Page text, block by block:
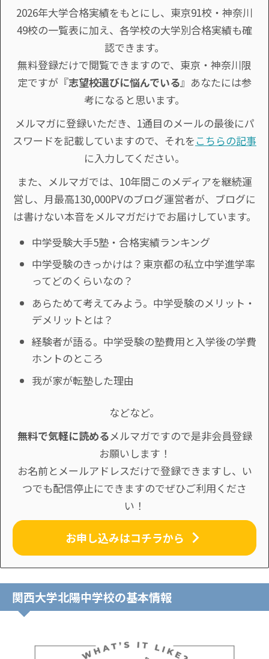
2026年大学合格実績をもとにし、東京91校・神奈川
49校の一覧表に加え、各学校の大学別合格実績も確
認できます。
無料登録だけで閲覧できますので、東京・神奈川限
定ですが『志望校選びに悩んでいる』あなたには参
考になると思います。
メルマガに登録いただき、1通目のメールの最後にパ
スワードを記載していますので、それを こちらの記事
に入力してください。
また、メルマガでは、10年間このメディアを継続運
営し、月最高130,000PVのブログ運営者が、ブログに
は書けない本音をメルマガだけでお届けしています。
中学受験大手5塾・合格実績ランキング
中学受験のきっかけは？東京都の私立中学進学率
ってどのくらいなの？
あらためて考えてみよう。中学受験のメリット・
デメリットとは？
経験者が語る。中学受験の塾費用と入学後の学費
ホントのところ
我が家が転塾した理由
などなど。
無料で気軽に読めるメルマガですので是非会員登録
お願いします！
お名前とメールアドレスだけで登録できますし、い
つでも配信停止にできますのでぜひご利用くださ
い！
お申し込みはコチラから
関西大学北陽中学校の基本情報